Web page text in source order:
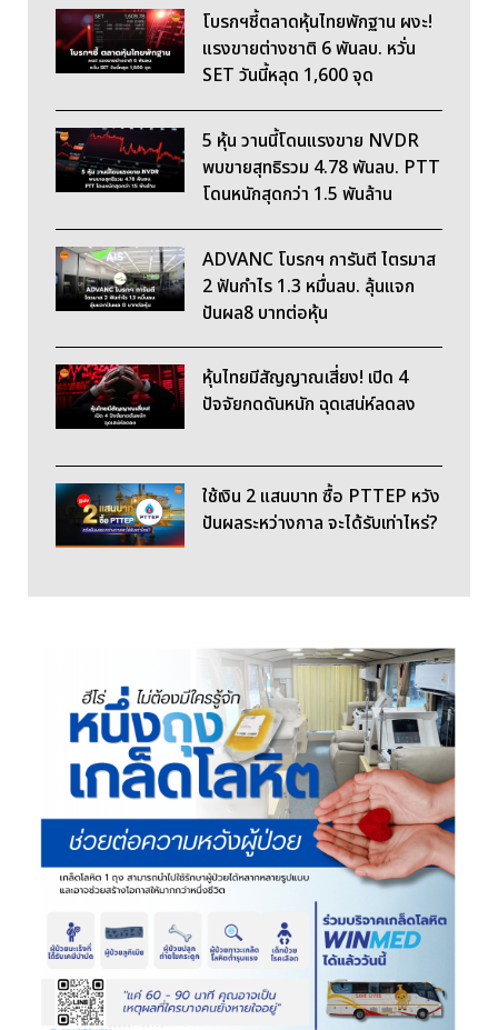
โบรกฯชี้ตลาดหุ้นไทยพักฐาน ผงะ!
แรงขายต่างชาติ 6 พันลบ. หวั่น
SET วันนี้หลุด 1,600 จุด
5 หุ้น วานนี้โดนแรงขาย NVDR
พบขายสุทธิรวม 4.78 พันลบ. PTT
โดนหนักสุดกว่า 1.5 พันล้าน
ADVANC โบรกฯ การันตี ไตรมาส
2 ฟันกำไร 1.3 หมื่นลบ. ลุ้นแจก
ปันผล8 บาทต่อหุ้น
หุ้นไทยมีสัญญาณเสี่ยง! เปิด 4
ปัจจัยกดดันหนัก ฉุดเสน่ห์ลดลง
ใช้เงิน 2 แสนบาท ซื้อ PTTEP หวัง
ปันผลระหว่างกาล จะได้รับเท่าไหร่?